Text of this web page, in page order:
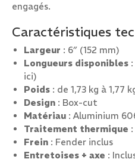
engagés.
Caractéristiques
Largeur : 6″ (152 mm)
Longueurs disponibles
ici)
Poids : de 1,73 kg à 1,77
Design : Box-cut
Matériau : Aluminium
Traitement thermique
Frein : Fender inclus
Entretoises + axe :